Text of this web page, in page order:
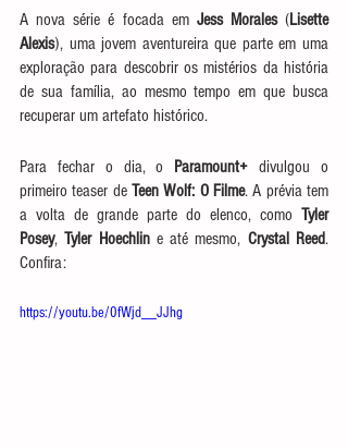
A nova série é focada em Jess Morales (Lisette
Alexis), uma jovem aventureira que parte em uma
exploração para descobrir os mistérios da história
de sua família, ao mesmo tempo em que busca
recuperar um artefato histórico.
Para fechar o dia, o Paramount+ divulgou o
primeiro teaser de Teen Wolf: O Filme. A prévia tem
a volta de grande parte do elenco, como Tyler
Posey, Tyler Hoechlin e até mesmo, Crystal Reed.
Confira:
https://youtu.be/0fWjd__JJhg